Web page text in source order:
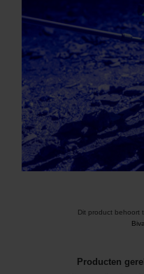
Dit product behoort
Producten